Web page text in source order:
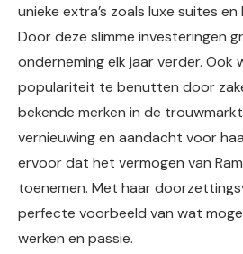
unieke extra’s zoals luxe suites
Door deze slimme investeringen
onderneming elk jaar verder. Ook
populariteit te benutten door
bekende merken in de
vernieuwing en aandacht voor
ervoor dat het vermogen van
toenemen. Met haar
perfecte voorbeeld van wat
werken en passie.